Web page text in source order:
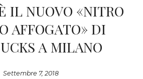
IL NUOVO «NITRO
AFFOGATO» DI
A MILANO
Settembre 7, 2018